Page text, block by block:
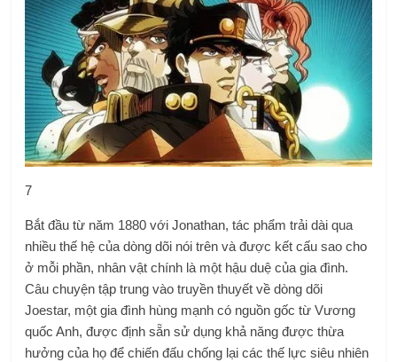
7
Bắt đầu từ năm 1880 với Jonathan, tác phẩm trải dài qua
nhiều thế hệ của dòng dõi nói trên và được kết cấu sao cho
ở mỗi phần, nhân vật chính là một hậu duệ của gia đình.
Câu chuyện tập trung vào truyền thuyết về dòng dõi
Joestar, một gia đình hùng mạnh có nguồn gốc từ Vương
quốc Anh, được định sẵn sử dụng khả năng được thừa
hưởng của họ để chiến đấu chống lại các thế lực siêu nhiên